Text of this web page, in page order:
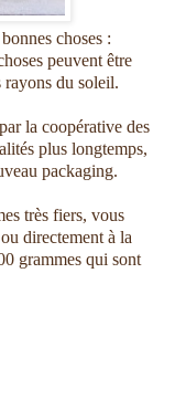
choses :
peuvent être
rayons du soleil.
la coopérative des
plus longtemps,
packaging.
très fiers, vous
directement à la
grammes qui sont